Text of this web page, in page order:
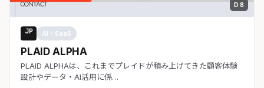
D 8
JP AI・SaaS
PLAID ALPHA
PLAID ALPHAは、これまでプレイドが積み上げてきた顧客体験
設計やデータ・AI活用に係…